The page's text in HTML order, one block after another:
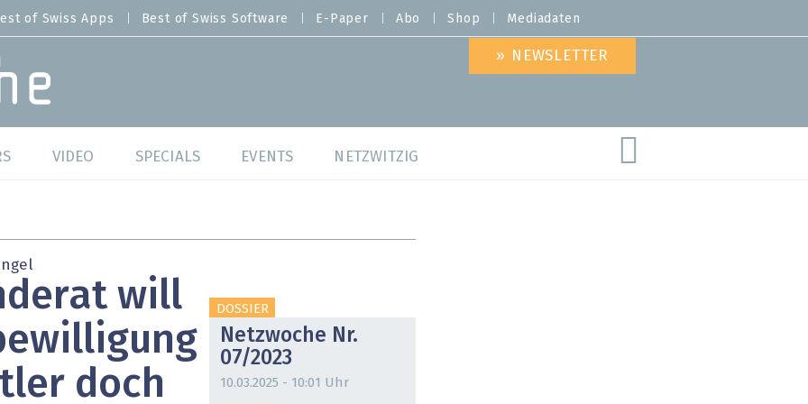
of Swiss Apps Best of Swiss Software E-Paper Abo Shop Mediadaten
» NEWSLETTER
Swiss Software
Hana
VIDEO SPECIALS
Cybersecurity
IT for Gov
Cloud & Managed Services
EVENTS
Best of Swiss Software
NETZWITZIG
will
doch
DOSSIER
Netzwoche Nr.
07/2023
10.03.2025 - 10:01 Uhr